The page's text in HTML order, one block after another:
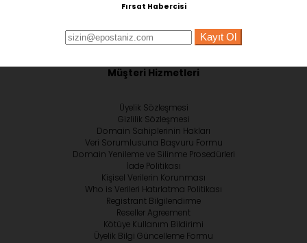
Fırsat Habercisi
Kayıt Ol
Müşteri Hizmetleri
Üyelik Sözleşmesi
Gizlilik Sözleşmesi
Domain Sahiplerinin Hakları
Veri Sorumlusuna Başvuru Formu
Domain Yenileme ve Silinme Prosedürleri
İade Politikası
Kişisel Verilerin Korunması
Who is Verileri Hatırlatma Politikası
Registrant Bilgilendirme
Reseller Agreement
Kötüye Kullanım Bildirimi
Üyelik Bilgi Güncelleme Formu